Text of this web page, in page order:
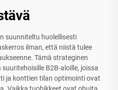
suunniteltu huolellisesti
ilman, että niistä tulee
Tämä strateginen
B2B-aloille, joissa
ja konttien tilan optimointi ovat